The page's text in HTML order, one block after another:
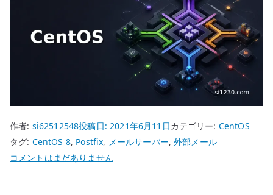
作者: si62512548投稿日:2021年6月11日カテゴリー: CentOS
タグ: CentOS 8, Postfix, メールサーバー,外部メール
CentOS
コメントはまだありません